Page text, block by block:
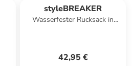
styleBREAKER
Wasserfester Rucksack in
42,95 €